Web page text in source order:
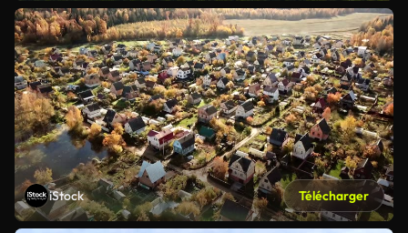
iStock Télécharger